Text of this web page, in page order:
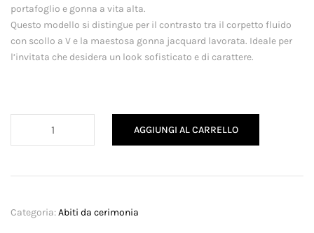
portafoglio e gonna a vita alta.
Questo modello si distingue per il contrasto tra il corpetto fluido
con scollo a V e la maestosa gonna jacquard lavorata. Ideale per
l’invitata che desidera un look sofisticato e di carattere.
AGGIUNGI AL CARRELLO
Categoria:Abiti da cerimonia